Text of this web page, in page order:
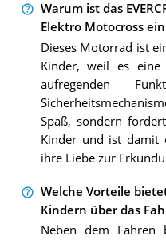
Warum ist das
Elektro Motocross
Dieses Motorrad ist
Kinder, weil es eine
aufregenden
Spaß, sondern
Kinder und ist damit
ihre Liebe zur
Welche Vorteile
Kindern über das
Neben dem Fahren